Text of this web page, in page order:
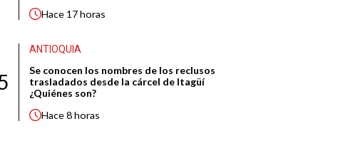
Hace 17 horas
ANTIOQUIA
Se conocen los nombres de los reclusos
trasladados desde la cárcel de Itagüí
¿Quiénes son?
Hace8 horas